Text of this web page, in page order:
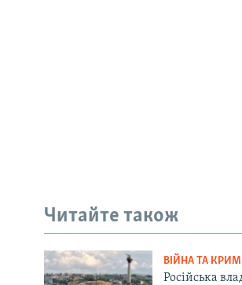
Читайте також
ВІЙНА ТА КРИМ
Російська